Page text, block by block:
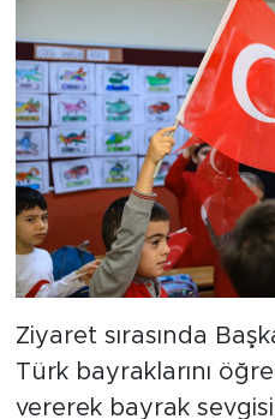
Ziyaret sırasında
Türk bayraklarını
vererek bayrak